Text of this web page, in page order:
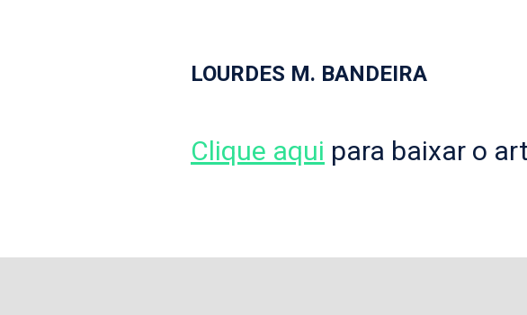
LOURDES M. BANDEIRA
Clique aqui para baixar o